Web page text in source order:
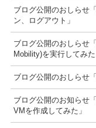
ブログ公開のおしらせ
ン、ログアウト」
ブログ公開のおしらせ
Mobility)を実行してみた
ブログ公開のおしらせ
ブログ公開のお知らせ
VMを作成してみた」